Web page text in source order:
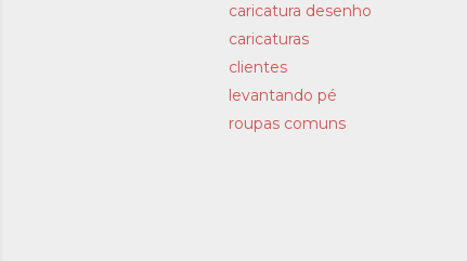
caricatura desenho
caricaturas
clientes
levantando pé
roupas comuns